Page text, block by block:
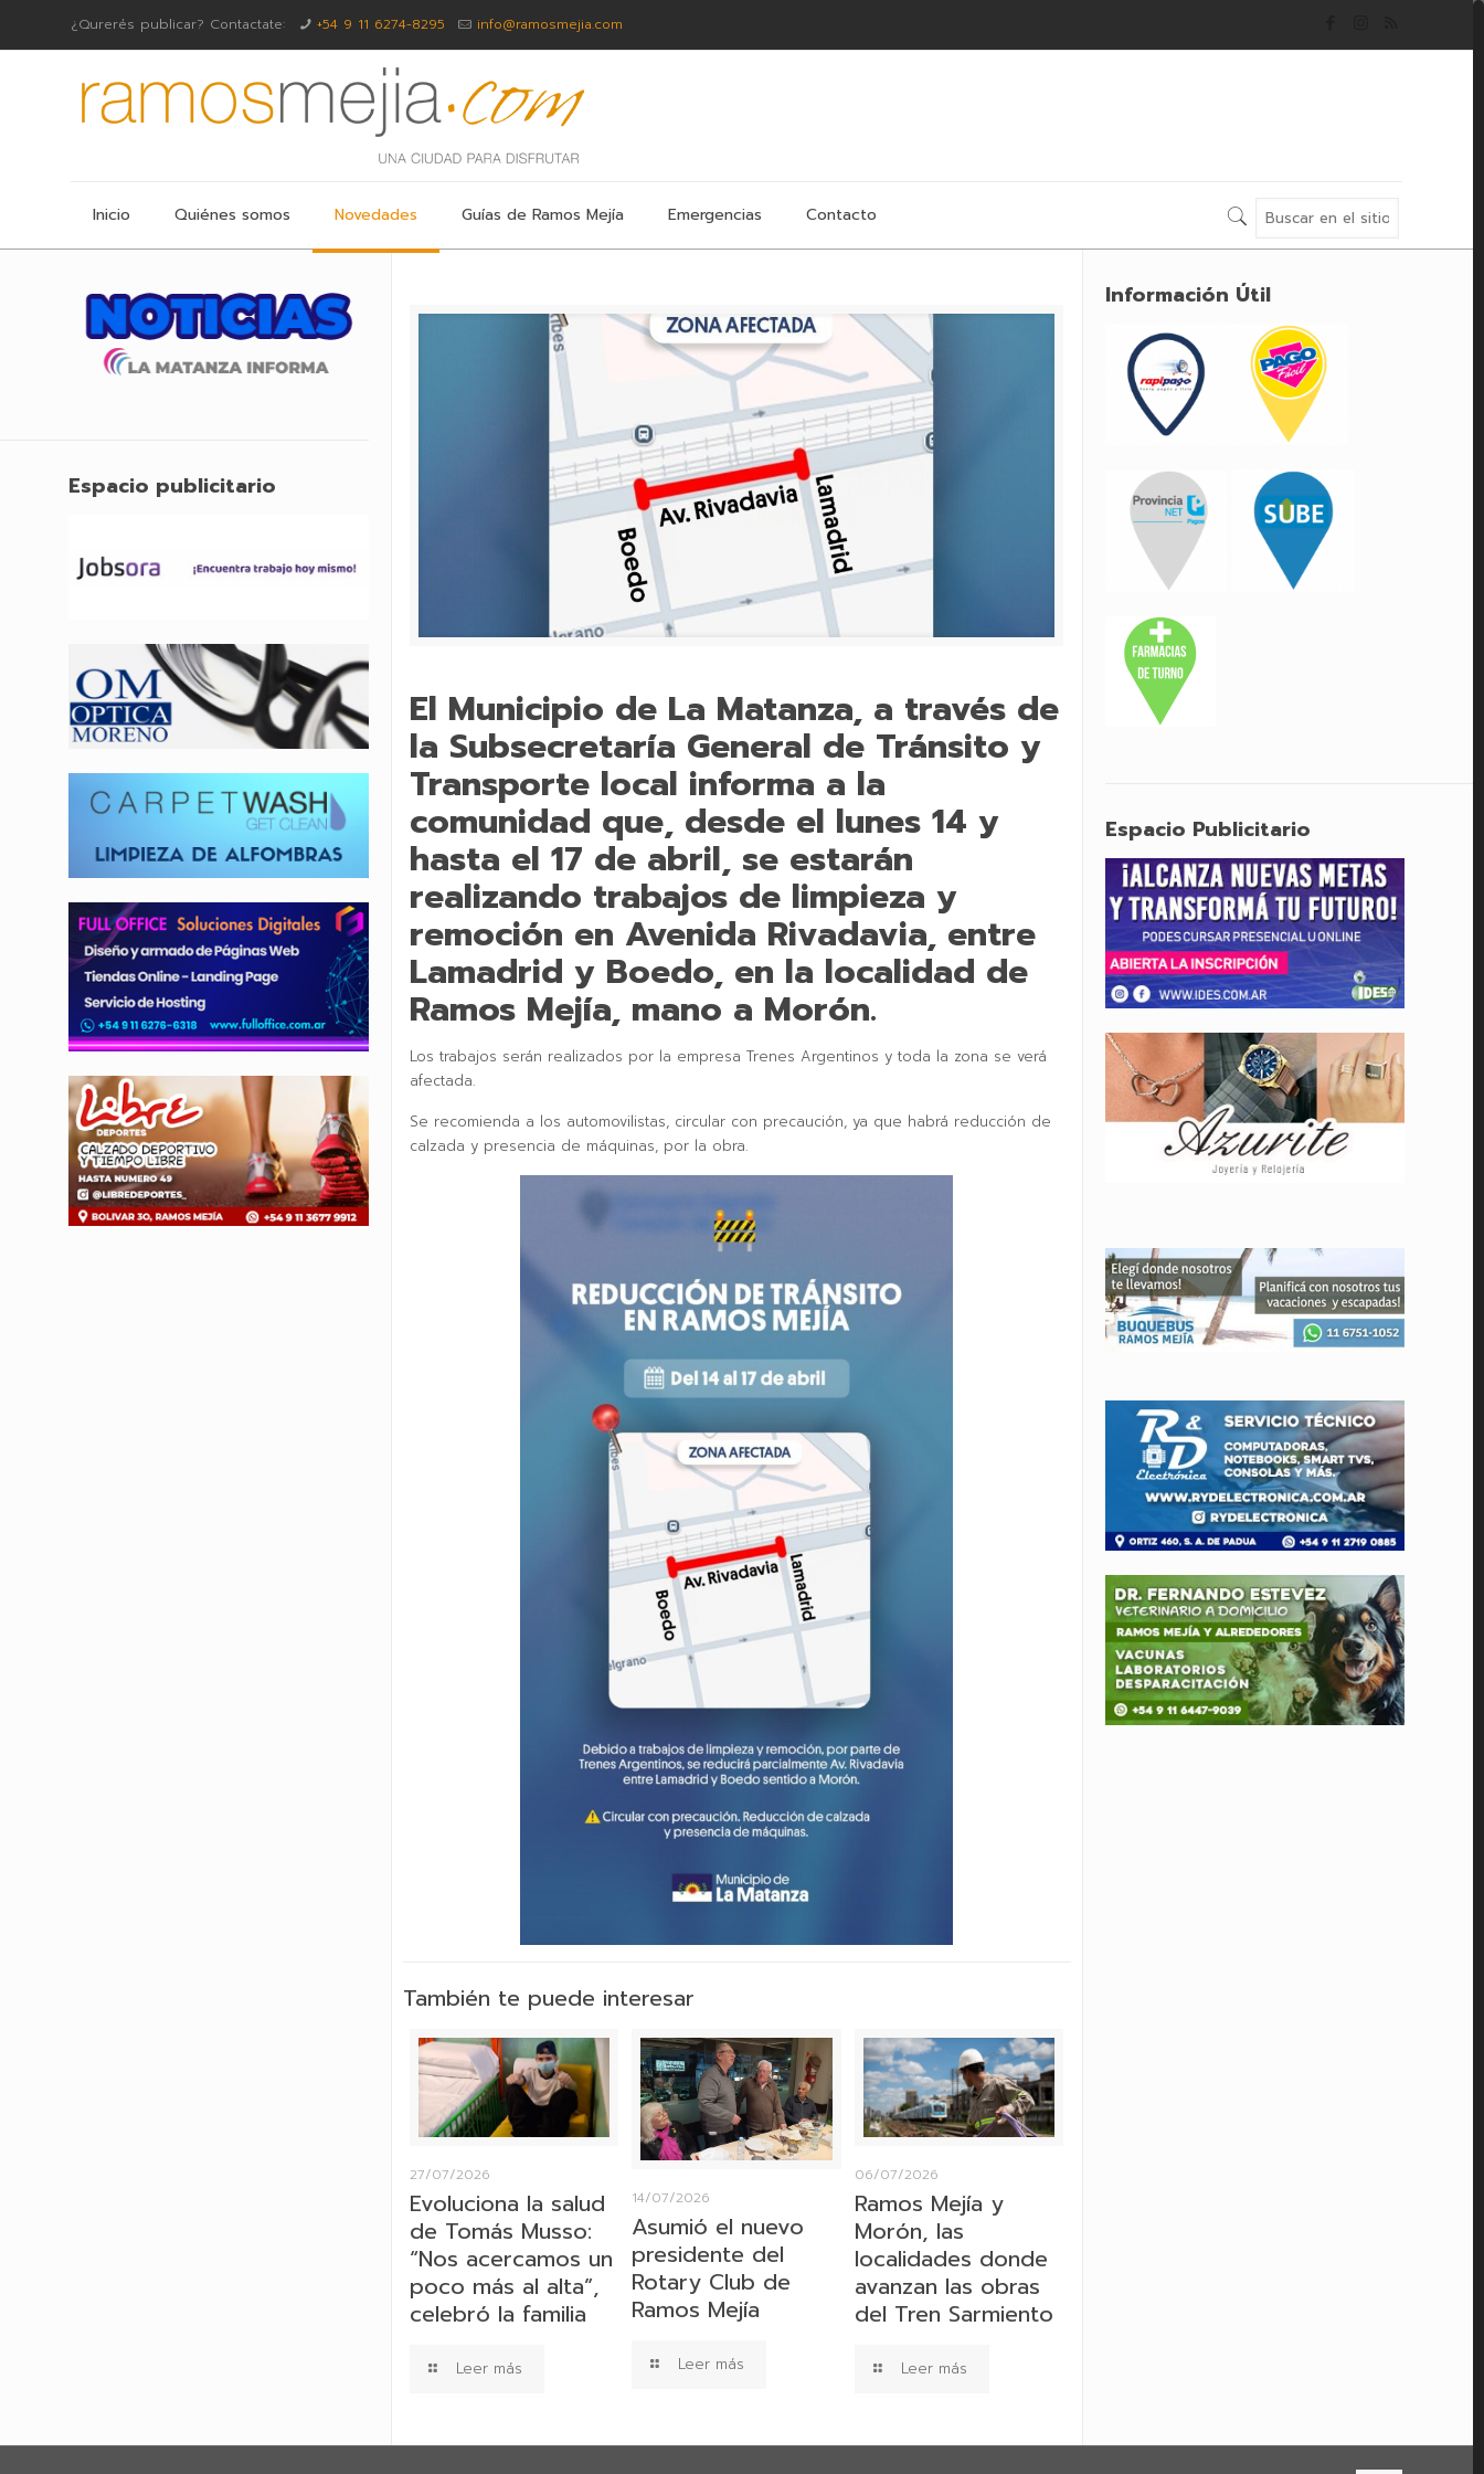
¿Qurerés publicar? Contactate: +54 9 11 6274-8295 info@ramosmejia.com
Inicio Quiénes somos Novedades Guías de Ramos Mejía Emergencias Contacto
El Municipio de La Matanza, a través de
la Subsecretaría General de Tránsito y
Transporte local informa a la
comunidad que, desde el lunes 14 y
hasta el 17 de abril, se estarán
realizando trabajos de limpieza y
remoción en Avenida Rivadavia, entre
Lamadrid y Boedo, en la localidad de
Ramos Mejía, mano a Morón.
Los trabajos serán realizados por la empresa Trenes Argentinos y toda la zona se verá
afectada.
Se recomienda a los automovilistas, circular con precaución, ya que habrá reducción de
calzada y presencia de máquinas, por la obra.
También te puede interesar
27/07/2026
Evoluciona la salud
de Tomás Musso:
“Nos acercamos un
poco más al alta”,
celebró la familia
Leer más
14/07/2026
Asumió el nuevo
presidente del
Rotary Club de
Ramos Mejía
Leer más
06/07/2026
Ramos Mejía y
Morón, las
localidades donde
avanzan las obras
del Tren Sarmiento
Leer más
Espacio publicitario
Información Útil
Espacio Publicitario